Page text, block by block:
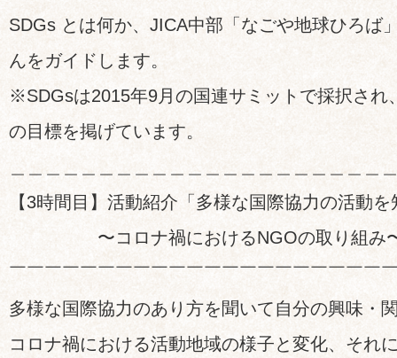
SDGs とは何か、JICA中部「なごや地球ひろば
んをガイドします。
※SDGsは2015年9月の国連サミットで採択され
の目標を掲げています。
＿＿＿＿＿＿＿＿＿＿＿＿＿＿＿＿＿＿＿＿＿
【3時間目】活動紹介「多様な国際協力の活動
〜コロナ禍におけるNGOの取り組み
￣￣￣￣￣￣￣￣￣￣￣￣￣￣￣￣￣￣￣￣￣
多様な国際協力のあり方を聞いて自分の興味・
コロナ禍における活動地域の様子と変化、それ